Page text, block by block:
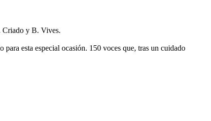
Criado y B. Vives.
esta especial ocasión. 150 voces que, tras un cuidado